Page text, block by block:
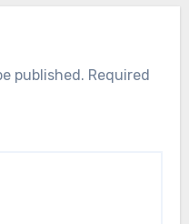
published. Required